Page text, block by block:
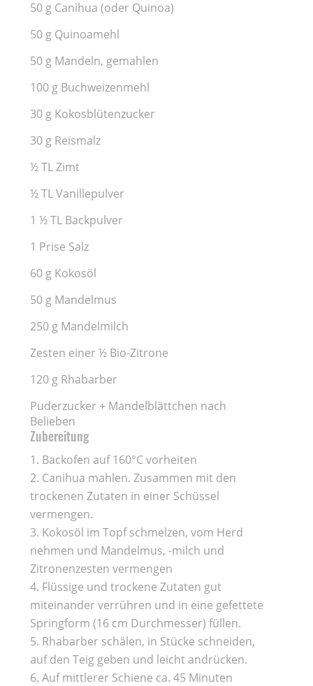
50 g Canihua (oder Quinoa)
50 g Quinoamehl
50 g Mandeln, gemahlen
100 g Buchweizenmehl
30 g Kokosblütenzucker
30 g Reismalz
½ TL Zimt
½ TL Vanillepulver
1 ½ TL Backpulver
1 Prise Salz
60 g Kokosöl
50 g Mandelmus
250 g Mandelmilch
Zesten einer ½ Bio-Zitrone
120 g Rhabarber
Puderzucker + Mandelblättchen nach
Belieben
Zubereitung
Backofen auf 160°C vorheiten
Canihua mahlen. Zusammen mit den
trockenen Zutaten in einer Schüssel
vermengen.
Kokosöl im Topf schmelzen, vom Herd
nehmen und Mandelmus, -milch und
Zitronenzesten vermengen
Flüssige und trockene Zutaten gut
miteinander verrühren und in eine gefettete
Springform (16 cm Durchmesser) füllen.
Rhabarber schälen, in Stücke schneiden,
auf den Teig geben und leicht andrücken.
Auf mittlerer Schiene ca. 45 Minuten